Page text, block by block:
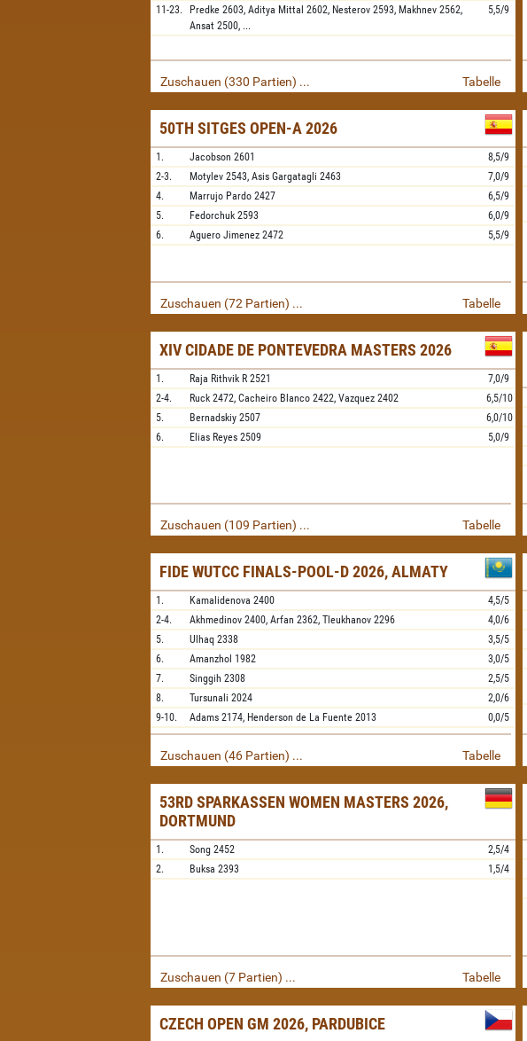
11-23. Predke 2603,Aditya Mittal 2602, Nesterov 2593, Makhnev 2562,
Ansat 2500, ...
5,5/9
Zuschauen (330 Partien) ... Tabelle
50TH SITGES OPEN-A 2026
1. Jacobson 2601
8,5/9
2-3.
Motylev 2543,Asis Gargatagli 2463
7,0/9
4.
Marrujo Pardo 2427
6,5/9
5.
Fedorchuk 2593
6,0/9
6.
Aguero Jimenez 2472 5,5/9
Zuschauen (72 Partien) ... Tabelle
XIV CIDADE DE PONTEVEDRA MASTERS 2026
1. Raja Rithvik R 2521
7,0/9
2-4.
Ruck 2472,Cacheiro Blanco 2422,Vazquez 2402
6,5/10
5.
Bernadskiy 2507
6,0/10
6.
Elias Reyes 2509 5,0/9
Zuschauen (109 Partien) ... Tabelle
FIDE WUTCC FINALS-POOL-D 2026, ALMATY
1. Kamalidenova 2400
4,5/5
2-4.
Akhmedinov 2400,Arfan 2362,Tleukhanov 2296
4,0/6
5.
Ulhaq 2338
3,5/5
6.
Amanzhol 1982
3,0/5
7.
Singgih 2308
2,5/5
8.
Tursunali 2024
2,0/6
9-10.
Adams 2174, Henderson de La Fuente 2013 0,0/5
Zuschauen (46 Partien) ... Tabelle
53RD SPARKASSEN WOMEN MASTERS 2026,
DORTMUND
1. Song 2452
2,5/4
2.
Buksa 2393 1,5/4
Zuschauen (7 Partien) ... Tabelle
CZECH OPEN GM 2026, PARDUBICE